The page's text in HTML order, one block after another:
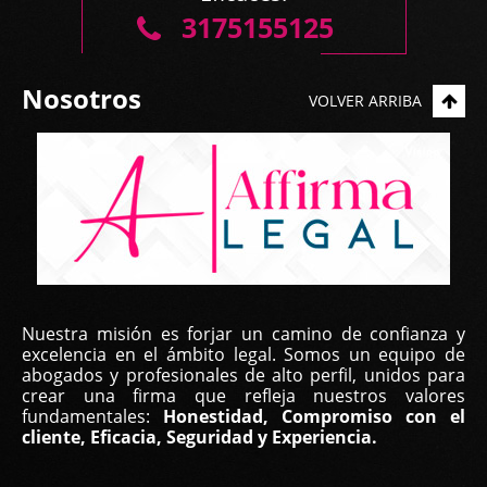
Buen día, estimado equipo
Primero que todo para darles las gracias por su
excelente labor. Estamos muy agradecidos
especialmente con la Lic. María José Montañez que
3175155125
Nosotros
Nuestra misión es forjar un camino de confianza y
excelencia en el ámbito legal. Somos un equipo de
abogados y profesionales de alto perfil, unidos para
crear una firma que refleja nuestros valores
fundamentales: Honestidad, Compromiso con el
cliente, Eficacia, Seguridad y Experiencia.
VOLVER ARRIBA